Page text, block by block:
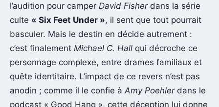
l’audition pour camper David Fisherdans la série
culte « Six Feet Under », il sent que tout pourrait
basculer. Mais le destin en décide autrement :
c’est finalement Michael C. Hall qui décroche ce
personnage complexe, entre drames familiaux et
quête identitaire. L’impact de ce revers n’est pas
anodin ; comme il le confie àAmy Poehlerdans le
podcast « Good Hang », cette déception lui donne